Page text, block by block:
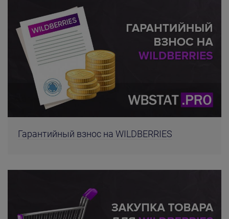
Гарантийный взнос на WILDBERRIES